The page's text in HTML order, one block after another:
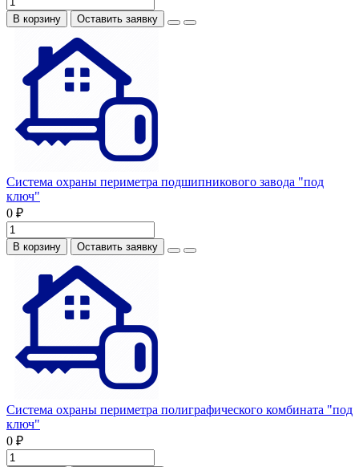
В корзину Оставить заявку
Система охраны периметра подшипникового завода "под
ключ"
0 ₽
В корзину Оставить заявку
Система охраны периметра полиграфического комбината "под
ключ"
0 ₽